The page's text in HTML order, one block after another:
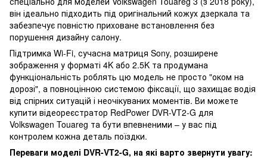
він ідеально підходить під оригінальний кожух дзеркала та
забезпечує повністю приховане встановлення без
порушення дизайну салону.
Підтримка Wi-Fi, сучасна матриця Sony, розширене
зображення у форматі 4K або 2.5K та продумана
функціональність роблять цю модель не просто "оком на
дорозі", а повноцінною системою фіксації, що захищає водія
від спірних ситуацій і неочікуваних моментів. Ви можете
купити відеореєстратор RedPower DVR-VT2-G для
Volkswagen Touareg та бути впевненими – у вас під
контролем кожна деталь поїздки.
Переваги моделі DVR-VT2-G, на які варто звернути увагу: